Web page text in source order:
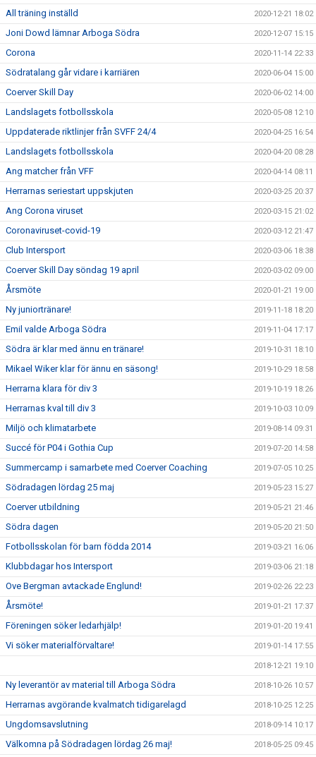
All träning inställd 2020-12-21 18:02
Joni Dowd lämnar Arboga Södra 2020-12-07 15:15
Corona 2020-11-14 22:33
Södratalang går vidare i karriären 2020-06-04 15:00
Coerver Skill Day 2020-06-02 14:00
Landslagets fotbollsskola 2020-05-08 12:10
Uppdaterade riktlinjer från SVFF 24/4 2020-04-25 16:54
Landslagets fotbollsskola 2020-04-20 08:28
Ang matcher från VFF 2020-04-14 08:11
Herrarnas seriestart uppskjuten 2020-03-25 20:37
Ang Corona viruset 2020-03-15 21:02
Coronaviruset-covid-19 2020-03-12 21:47
Club Intersport 2020-03-06 18:38
Coerver Skill Day söndag 19 april 2020-03-02 09:00
Årsmöte 2020-01-21 19:00
Ny juniortränare! 2019-11-18 18:20
Emil valde Arboga Södra 2019-11-04 17:17
Södra är klar med ännu en tränare! 2019-10-31 18:10
Mikael Wiker klar för ännu en säsong! 2019-10-29 18:58
Herrarna klara för div 3 2019-10-19 18:26
Herrarnas kval till div 3 2019-10-03 10:09
Miljö och klimatarbete 2019-08-14 09:31
Succé för P04 i Gothia Cup 2019-07-20 14:58
Summercamp i samarbete med Coerver Coaching 2019-07-05 10:25
Södradagen lördag 25 maj 2019-05-23 15:27
Coerver utbildning 2019-05-21 21:46
Södra dagen 2019-05-20 21:50
Fotbollsskolan för barn födda 2014 2019-03-21 16:06
Klubbdagar hos Intersport 2019-03-06 21:18
Ove Bergman avtackade Englund! 2019-02-26 22:23
Årsmöte! 2019-01-21 17:37
Föreningen söker ledarhjälp! 2019-01-20 19:41
Vi söker materialförvaltare! 2019-01-14 17:55
2018-12-21 19:10
Ny leverantör av material till Arboga Södra 2018-10-26 10:57
Herrarnas avgörande kvalmatch tidigarelagd 2018-10-25 12:25
Ungdomsavslutning 2018-09-14 10:17
Välkomna på Södradagen lördag 26 maj! 2018-05-25 09:45